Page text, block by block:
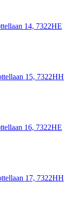
14, 7322HE
15, 7322HH
16, 7322HE
17, 7322HH